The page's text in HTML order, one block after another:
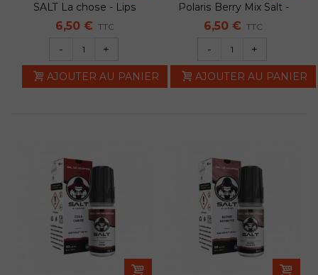
SALT La chose - Lips
6,50 € TTC
- +
AJOUTER AU PANIER
Polaris Berry Mix Salt -
Lips
6,50 € TTC
- +
AJOUTER AU PANIER